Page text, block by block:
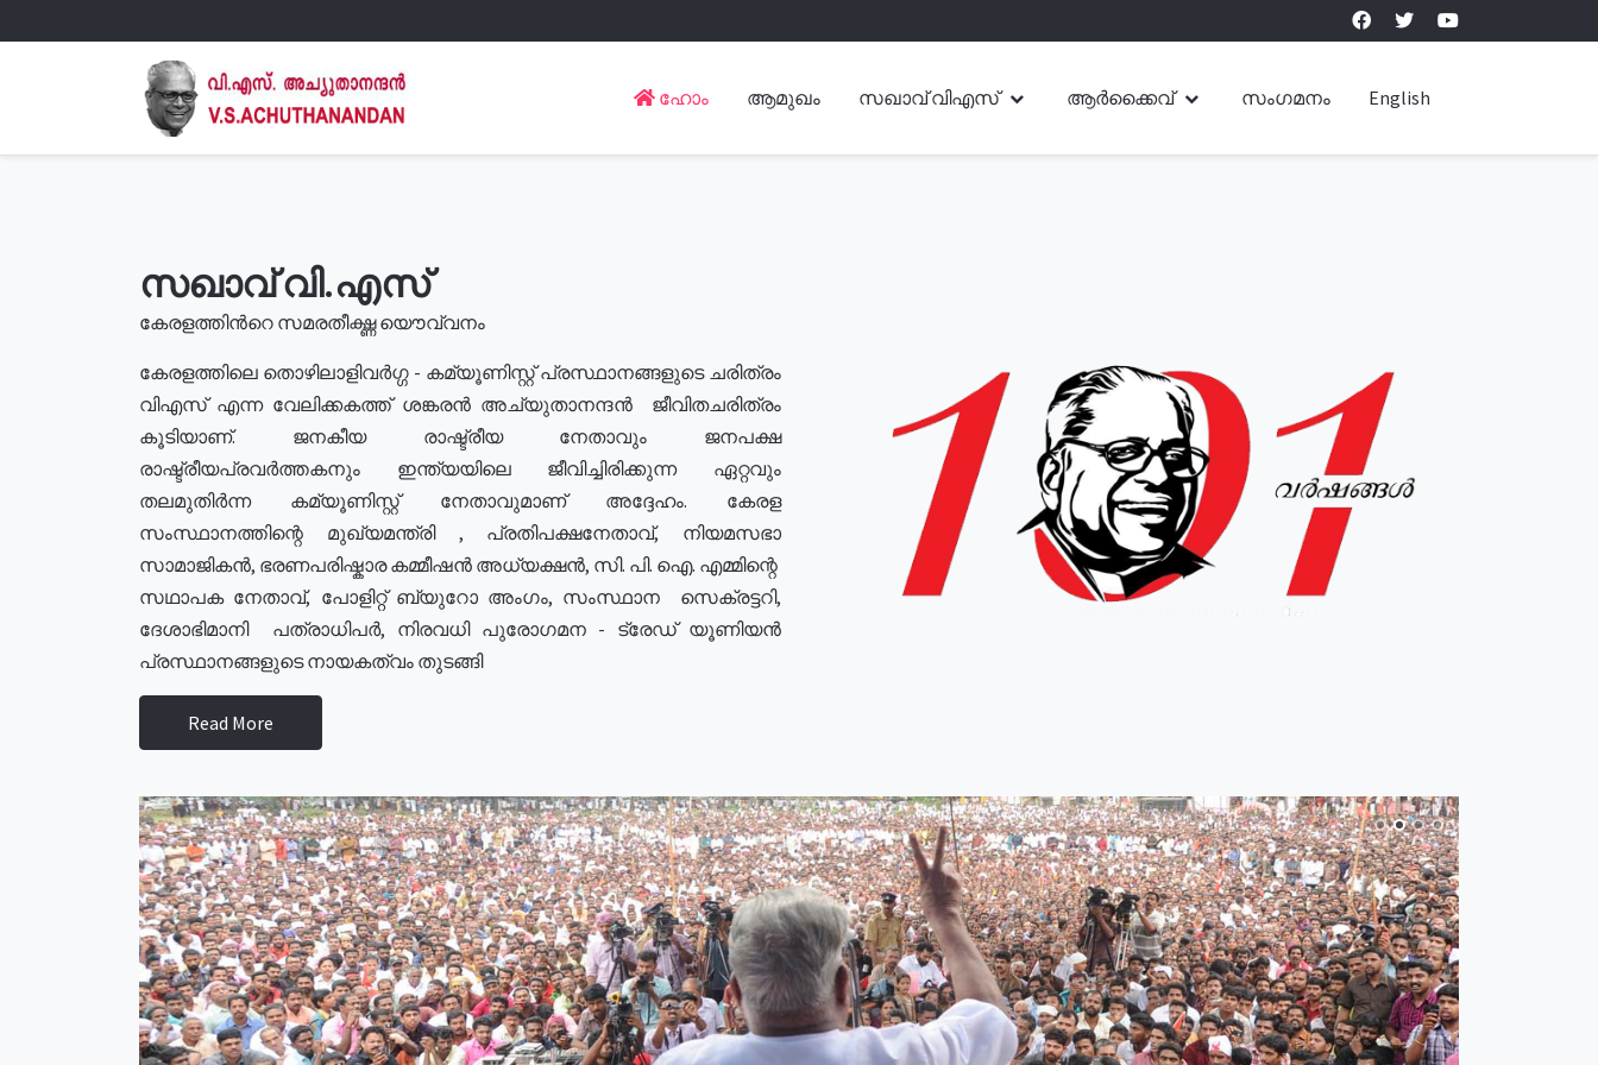
ഹോം ആമുഖം സഖാവ് വിഎസ് ആർക്കൈവ് സംഗമനം English
സഖാവ് വി.എസ്
കേരളത്തിൻറെ സമരതീക്ഷ്ണ യൌവ്വനം
കേരളത്തിലെ തൊഴിലാളിവർഗ്ഗ - കമ്യൂണിസ്റ്റ് പ്രസ്ഥാനങ്ങളുടെ ചരിത്രം
വിഎസ് എന്ന വേലിക്കകത്ത് ശങ്കരൻ അച്യുതാനന്ദൻ ജീവിതചരിത്രം
കൂടിയാണ്. ജനകീയ രാഷ്ട്രീയ നേതാവും ജനപക്ഷ
രാഷ്ട്രീയപ്രവർത്തകനും ഇന്ത്യയിലെ ജീവിച്ചിരിക്കുന്ന ഏറ്റവും
തലമുതിർന്ന കമ്യൂണിസ്റ്റ് നേതാവുമാണ് അദ്ദേഹം. കേരള
സംസ്ഥാനത്തിന്റെ മുഖ്യമന്ത്രി , പ്രതിപക്ഷനേതാവ്, നിയമസഭാ
സാമാജികൻ, ഭരണപരിഷ്കാര കമ്മീഷൻ അധ്യക്ഷൻ, സി. പി. ഐ. എമ്മിന്റെ
സഥാപക നേതാവ്, പോളിറ്റ് ബ്യുറോ അംഗം, സംസ്ഥാന സെക്രട്ടറി,
ദേശാഭിമാനി പത്രാധിപർ, നിരവധി പുരോഗമന - ട്രേഡ് യൂണിയൻ
പ്രസ്ഥാനങ്ങളുടെ നായകത്വം തുടങ്ങി
Read More